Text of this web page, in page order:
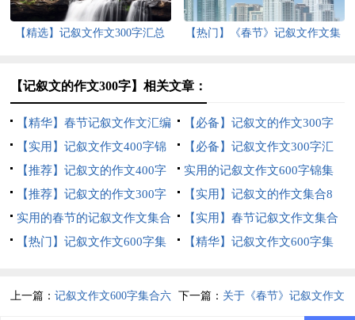
【精选】记叙文作文300字汇总
【热门】《春节》记叙文作文集
【记叙文的作文300字】相关文章：
【精华】春节记叙文作文汇编
十篇
【必备】记叙文的作文300字
汇总5篇
【实用】记叙文作文400字锦
集七篇
【必备】记叙文作文300字汇
编八篇
【推荐】记叙文的作文400字
汇总十篇
实用的记叙文作文600字锦集
六篇
【推荐】记叙文的作文300字
集合7篇
【实用】记叙文的作文集合8
篇
实用的春节的记叙文作文集合
七篇
【实用】春节记叙文作文集合
九篇
【热门】记叙文作文600字集
【精华】记叙文作文600字集
上一篇：记叙文作文600字集合六 下一篇： 关于《春节》记叙文作文